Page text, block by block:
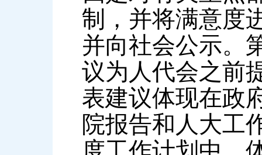
制，并将满意度
并向社会公示。
议为人代会之前
表建议体现在政
院报告和人大工